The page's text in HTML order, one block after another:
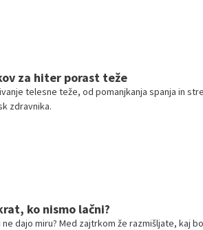
za hiter porast teže
telesne teže, od pomanjkanja spanja in
zdravnika.
ko nismo lačni?
dajo miru? Med zajtrkom že razmišljate, kaj